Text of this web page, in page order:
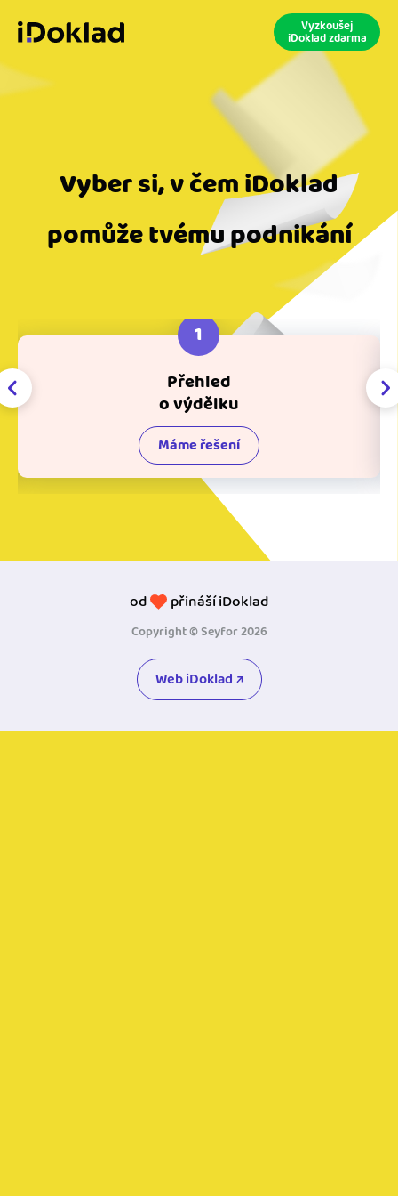
Vyzkoušej
iDoklad zdarma
Vyber si, v čem iDoklad
pomůže tvému podnikání
1
Přehled
o výdělku
Máme řešení
od přináší iDoklad
Copyright © Seyfor 2026
Web iDoklad